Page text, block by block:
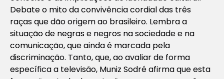
Debate o mito da convivência cordial das três
raças que dão origem ao brasileiro. Lembra a
situação de negras e negros na sociedade e na
comunicação, que ainda é marcada pela
discriminação. Tanto, que, ao avaliar de forma
específica a televisão, Muniz Sodré afirma que esta